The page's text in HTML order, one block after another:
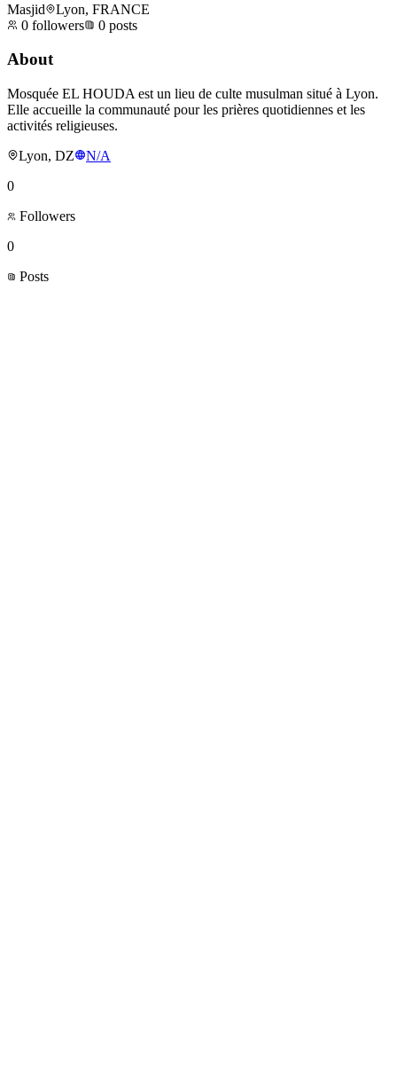
Masjid
Lyon, FRANCE
0 followers 0 posts
About
Mosquée EL HOUDA est un lieu de culte musulman situé à Lyon.
Elle accueille la communauté pour les prières quotidiennes et les
activités religieuses.
Lyon, DZ
N/A
0
Followers
0
Posts